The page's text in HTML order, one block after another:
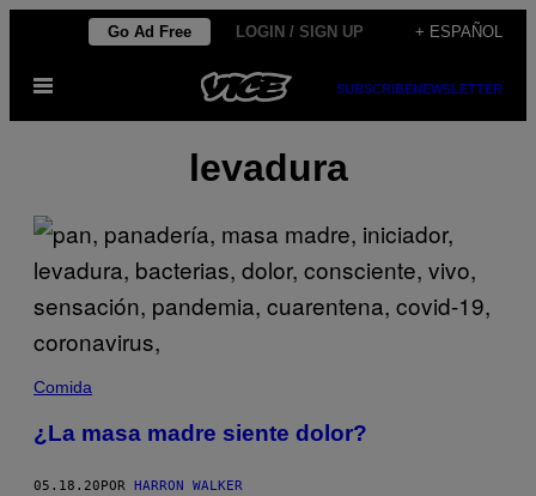
contenido
Go Ad Free LOGIN / SIGN UP + ESPAÑOL
Abrir
SUBSCRIBENEWSLETTER
levadura
Comida
¿La masa madre siente dolor?
05.18.20 POR HARRON WALKER